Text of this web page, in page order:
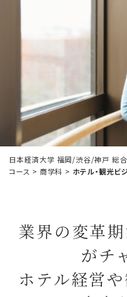
日本経済大学 福岡/渋谷/神戸 総合
コース > 商学科 > ホテル・観光ビ
業界の変革
がチ
ホテル経営